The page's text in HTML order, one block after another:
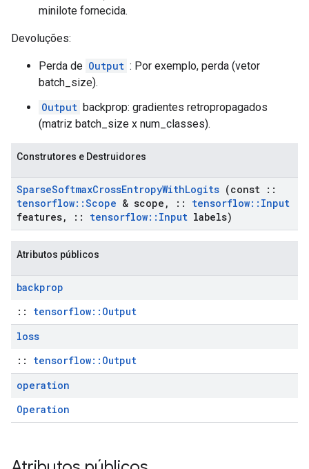
minilote fornecida.
Devoluções:
Perda de Output : Por exemplo, perda (vetor
batch_size).
Output backprop: gradientes retropropagados
(matriz batch_size x num_classes).
Construtores e Destruidores
SparseSoftmaxCrossEntropyWithLogits (const ::
tensorflow::Scope & scope , :: tensorflow:: Input
features, :: tensorflow:: Input labels)
Atributos públicos
backprop
:: tensorflow::Output
loss
:: tensorflow::Output
operation
Operation